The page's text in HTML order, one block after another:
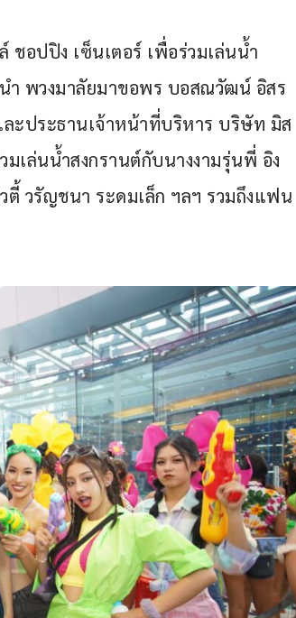
ชอปปิง เซ็นเตอร์ เพื่อร่วมเล่นน้ำ
นำ พวงมาลัยมาขอพร บอสณวัฒน์ อิสร
ะประธานเจ้าหน้าที่บริหาร บริษัท มิส
เล่นน้ำสงกรานต์กับนางงามรุ่นพี่ อิง
วรัญชนา ระดมเล็ก ฯลฯ รวมถึงแฟน